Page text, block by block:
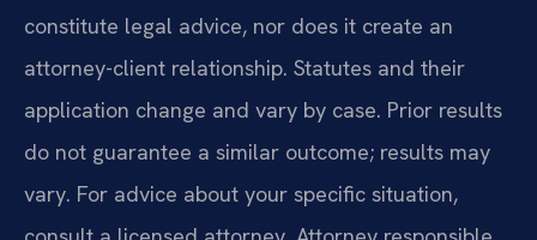
constitute legal advice, nor does it create an
attorney-client relationship. Statutes and their
application change and vary by case. Prior results
do not guarantee a similar outcome; results may
vary. For advice about your specific situation,